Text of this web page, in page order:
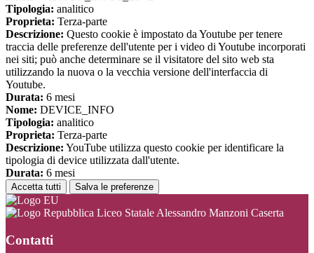
Tipologia: analitico
Proprieta: Terza-parte
Descrizione: Questo cookie è impostato da Youtube per tenere
traccia delle preferenze dell'utente per i video di Youtube incorporati
nei siti; può anche determinare se il visitatore del sito web sta
utilizzando la nuova o la vecchia versione dell'interfaccia di
Youtube.
Durata: 6 mesi
Nome: DEVICE_INFO
Tipologia: analitico
Proprieta: Terza-parte
Descrizione: YouTube utilizza questo cookie per identificare la
tipologia di device utilizzata dall'utente.
Durata: 6 mesi
Accetta tutti Salva le preferenze
Liceo Statale Alessandro Manzoni Caserta
Contatti